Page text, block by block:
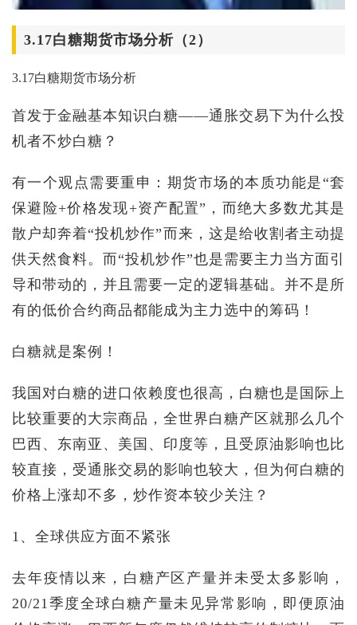
3.17白糖期货市场分析（2）
3.17白糖期货市场分析
首发于金融基本知识白糖——通胀交易下为什么投
机者不炒白糖？
有一个观点需要重申：期货市场的本质功能是“套
保避险+价格发现+资产配置”，而绝大多数尤其是
散户却奔着“投机炒作”而来，这是给收割者主动提
供天然食料。而“投机炒作”也是需要主力当方面引
导和带动的，并且需要一定的逻辑基础。并不是所
有的低价合约商品都能成为主力选中的筹码！
白糖就是案例！
我国对白糖的进口依赖度也很高，白糖也是国际上
比较重要的大宗商品，全世界白糖产区就那么几个
巴西、东南亚、美国、印度等，且受原油影响也比
较直接，受通胀交易的影响也较大，但为何白糖的
价格上涨却不多，炒作资本较少关注？
1、全球供应方面不紧张
去年疫情以来，白糖产区产量并未受太多影响，
20/21季度全球白糖产量未见异常影响，即便原油